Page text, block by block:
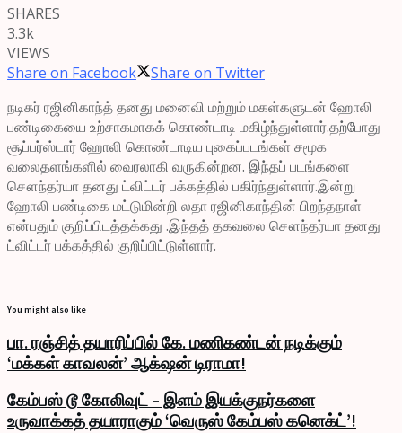
SHARES
3.3k
VIEWS
Share on Facebook
Share on Twitter
நடிகர் ரஜினிகாந்த் தனது மனைவி மற்றும் மகள்களுடன் ஹோலி
பண்டிகையை உற்சாகமாகக் கொண்டாடி மகிழ்ந்துள்ளார்.தற்போது
சூப்பர்ஸ்டார் ஹோலி கொண்டாடிய புகைப்படங்கள் சமூக
வலைதளங்களில் வைரலாகி வருகின்றன. இந்தப் படங்களை
சௌந்தர்யா தனது ட்விட்டர் பக்கத்தில் பகிர்ந்துள்ளார்.இன்று
ஹோலி பண்டிகை மட்டுமின்றி லதா ரஜினிகாந்தின் பிறந்தநாள்
என்பதும் குறிப்பிடத்தக்கது .இந்தத் தகவலை சௌந்தர்யா தனது
ட்விட்டர் பக்கத்தில் குறிப்பிட்டுள்ளார்.
You might also like
பா. ரஞ்சித் தயாரிப்பில் கே. மணிகண்டன் நடிக்கும்
‘மக்கள் காவலன்’ ஆக்‌ஷன் டிராமா!
கேம்பஸ் டூ கோலிவுட் – இளம் இயக்குநர்களை
உருவாக்கத் தயாராகும் ‘வெருஸ் கேம்பஸ் கனெக்ட்’!